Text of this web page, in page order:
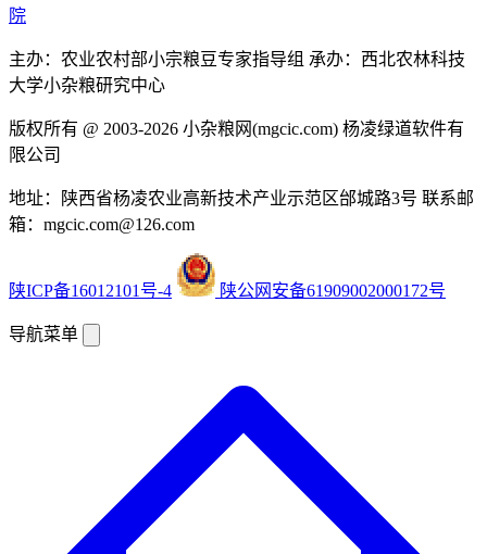
院
主办：农业农村部小宗粮豆专家指导组 承办：西北农林科技
大学小杂粮研究中心
版权所有 @ 2003-2026 小杂粮网(mgcic.com) 杨凌绿道软件有
限公司
地址：陕西省杨凌农业高新技术产业示范区邰城路3号 联系邮
箱：mgcic.com@126.com
陕ICP备16012101号-4 陕公网安备61909002000172号
导航菜单